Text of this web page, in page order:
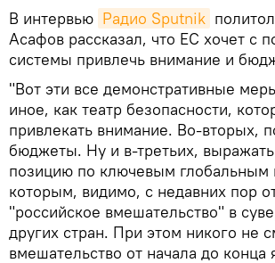
В интервью Радио Sputnik
Асафов рассказал, что ЕС хочет с
системы привлечь внимание и
"Вот эти все демонстративные
иное, как театр безопасности,
привлекать внимание. Во-вторых,
бюджеты. Ну и в-третьих,
позицию по ключевым глобальным
которым, видимо, с недавних пор
"российское вмешательство" в
других стран. При этом никого не
вмешательство от начала до конца